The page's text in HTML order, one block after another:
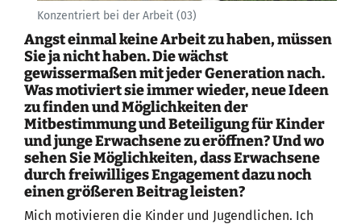
Konzentriert bei der Arbeit (03)
Angst einmal keine Arbeit zu haben, müssen
Sie ja nicht haben. Die wächst
gewissermaßen mit jeder Generation nach.
Was motiviert sie immer wieder, neue Ideen
zu finden und Möglichkeiten der
Mitbestimmung und Beteiligung für Kinder
und junge Erwachsene zu eröffnen? Und wo
sehen Sie Möglichkeiten, dass Erwachsene
durch freiwilliges Engagement dazu noch
einen größeren Beitrag leisten?
Mich motivieren die Kinder und Jugendlichen. Ich